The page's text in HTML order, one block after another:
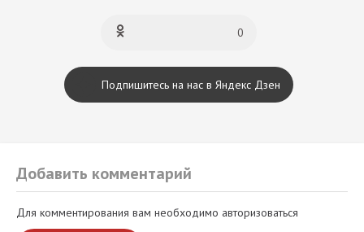
0
Подпишитесь на нас в Яндекс Дзен
Добавить комментарий
Для комментирования вам необходимо авторизоваться